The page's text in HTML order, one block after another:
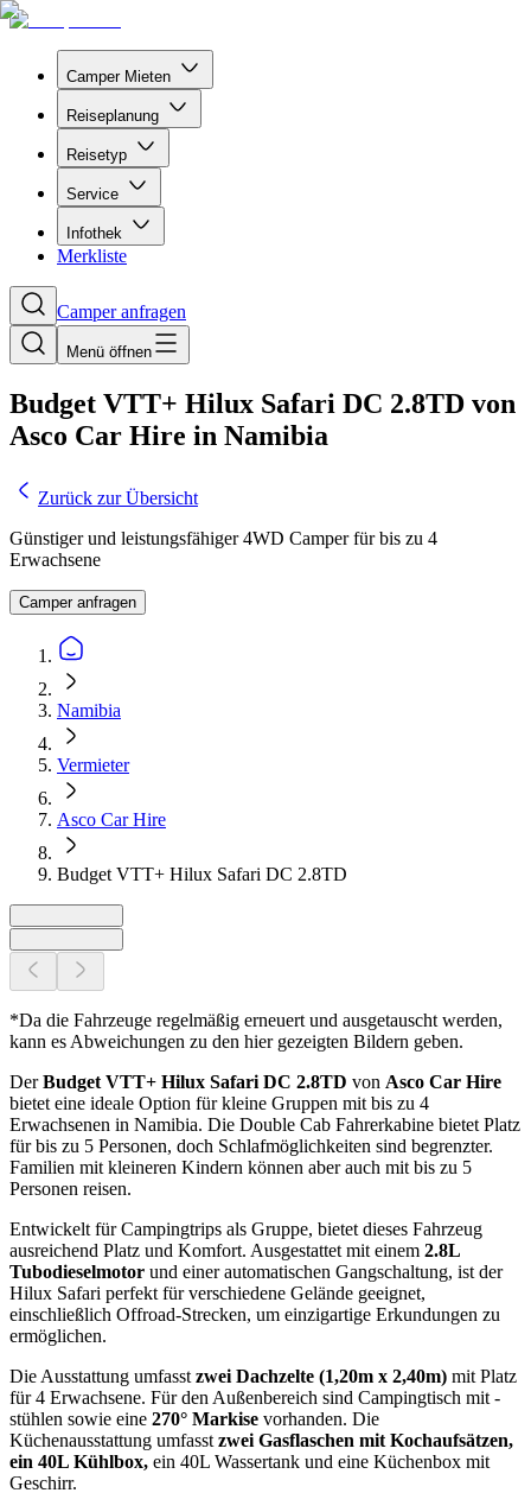
Camper Mieten
Reiseplanung
Reisetyp
Service
Infothek
Merkliste
Camper anfragen
Menü öffnen
Budget VTT+ Hilux Safari DC 2.8TD von
Asco Car Hire in Namibia
Zurück zur Übersicht
Günstiger und leistungsfähiger 4WD Camper für bis zu 4
Erwachsene
Camper anfragen
Namibia
Vermieter
Asco Car Hire
Budget VTT+ Hilux Safari DC 2.8TD
*Da die Fahrzeuge regelmäßig erneuert und ausgetauscht werden,
kann es Abweichungen zu den hier gezeigten Bildern geben.
DerBudget VTT+ Hilux Safari DC 2.8TD von Asco Car Hire
bietet eine ideale Option für kleine Gruppen mit bis zu 4
Erwachsenen in Namibia. Die Double Cab Fahrerkabine bietet Platz
für bis zu 5 Personen, doch Schlafmöglichkeiten sind begrenzter.
Familien mit kleineren Kindern können aber auch mit bis zu 5
Personen reisen.
Entwickelt für Campingtrips als Gruppe, bietet dieses Fahrzeug
ausreichend Platz und Komfort. Ausgestattet mit einem 2.8L
Tubodieselmotor und einer automatischen Gangschaltung, ist der
Hilux Safari perfekt für verschiedene Gelände geeignet,
einschließlich Offroad-Strecken, um einzigartige Erkundungen zu
ermöglichen.
Die Ausstattung umfasstzwei Dachzelte (1,20m x 2,40m) mit Platz
für 4 Erwachsene. Für den Außenbereich sind Campingtisch mit -
stühlen sowie eine 270° Markise vorhanden. Die
Küchenausstattung umfasstzwei Gasflaschen mit Kochaufsätzen,
ein 40L Kühlbox, ein 40L Wassertank und eine Küchenbox mit
Geschirr.